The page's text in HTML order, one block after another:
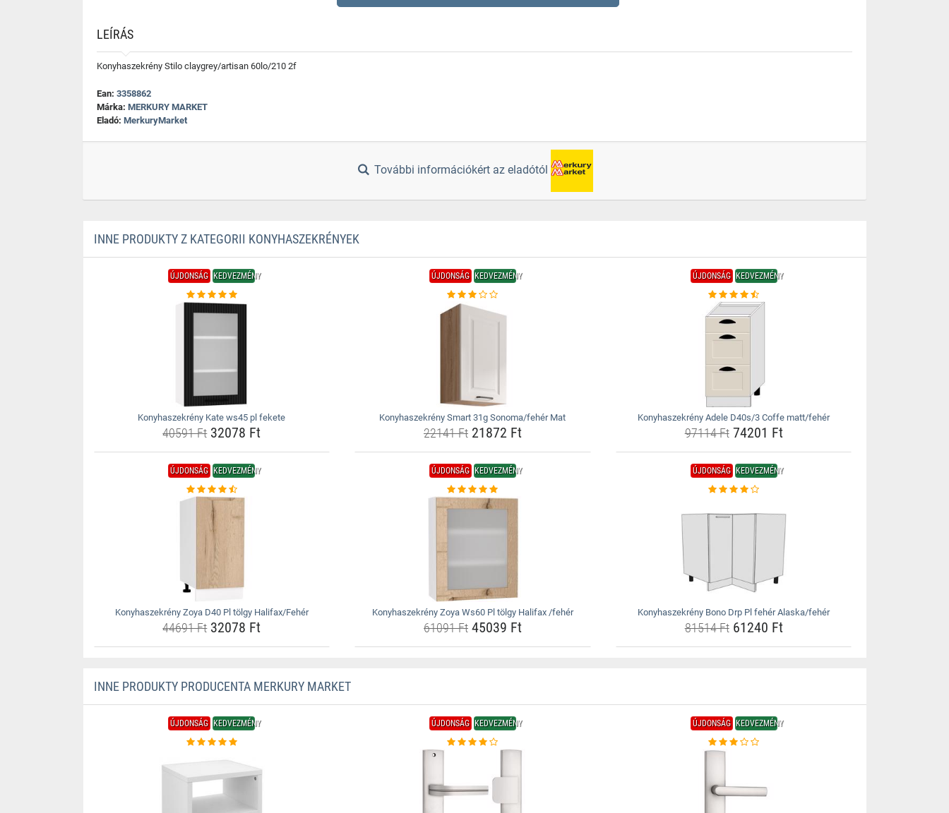
LEÍRÁS
Konyhaszekrény Stilo claygrey/artisan 60lo/210 2f
Ean: 3358862
Márka: MERKURY MARKET
Eladó: MerkuryMarket
További információkért az eladótól
INNE PRODUKTY Z KATEGORII KONYHASZEKRÉNYEK
ÚJDONSÁG KEDVEZMÉNY
Konyhaszekrény Kate ws45 pl fekete
40591 Ft32078 Ft
ÚJDONSÁG KEDVEZMÉNY
Konyhaszekrény Smart 31g Sonoma/fehér Mat
22141 Ft21872 Ft
ÚJDONSÁG KEDVEZMÉNY
Konyhaszekrény Adele D40s/3 Coffe matt/fehér
97114 Ft74201 Ft
ÚJDONSÁG KEDVEZMÉNY
Konyhaszekrény Zoya D40 Pl tölgy Halifax/Fehér
44691 Ft32078 Ft
ÚJDONSÁG KEDVEZMÉNY
Konyhaszekrény Zoya Ws60 Pl tölgy Halifax /fehér
61091 Ft45039 Ft
ÚJDONSÁG KEDVEZMÉNY
Konyhaszekrény Bono Drp Pl fehér Alaska/fehér
81514 Ft61240 Ft
INNE PRODUKTY PRODUCENTA MERKURY MARKET
ÚJDONSÁG KEDVEZMÉNY ÚJDONSÁG KEDVEZMÉNY ÚJDONSÁG KEDVEZMÉNY